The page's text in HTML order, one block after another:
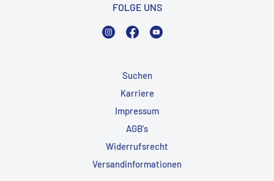
FOLGE UNS
InstagramFacebook
Suchen
Karriere
Impressum
AGB's
Widerrufsrecht
Versandinformationen